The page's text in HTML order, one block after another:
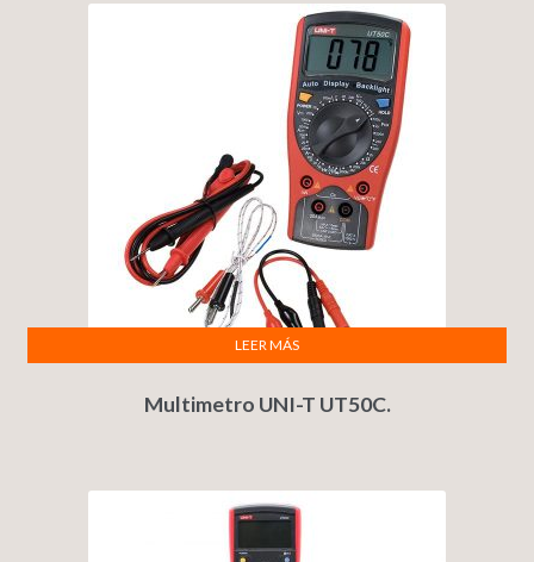
Multimetro UNI-T UT50C.
LEER MÁS